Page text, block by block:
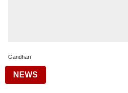
Gandhari
NEWS